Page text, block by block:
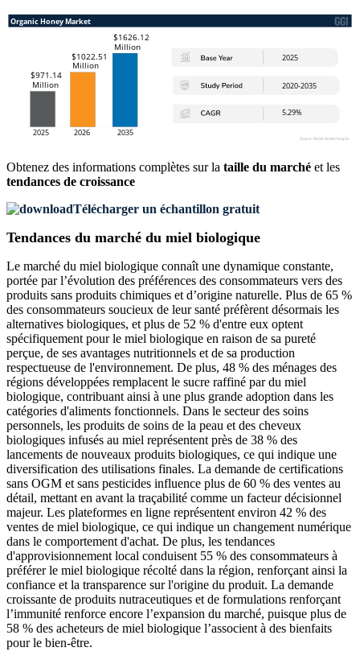
Obtenez des informations complètes sur la taille du marché et les
tendances de croissance
Télécharger un échantillon gratuit
Tendances du marché du miel biologique
Le marché du miel biologique connaît une dynamique constante,
portée par l’évolution des préférences des consommateurs vers des
produits sans produits chimiques et d’origine naturelle. Plus de 65 %
des consommateurs soucieux de leur santé préfèrent désormais les
alternatives biologiques, et plus de 52 % d'entre eux optent
spécifiquement pour le miel biologique en raison de sa pureté
perçue, de ses avantages nutritionnels et de sa production
respectueuse de l'environnement. De plus, 48 ​​% des ménages des
régions développées remplacent le sucre raffiné par du miel
biologique, contribuant ainsi à une plus grande adoption dans les
catégories d'aliments fonctionnels. Dans le secteur des soins
personnels, les produits de soins de la peau et des cheveux
biologiques infusés au miel représentent près de 38 % des
lancements de nouveaux produits biologiques, ce qui indique une
diversification des utilisations finales. La demande de certifications
sans OGM et sans pesticides influence plus de 60 % des ventes au
détail, mettant en avant la traçabilité comme un facteur décisionnel
majeur. Les plateformes en ligne représentent environ 42 % des
ventes de miel biologique, ce qui indique un changement numérique
dans le comportement d'achat. De plus, les tendances
d'approvisionnement local conduisent 55 % des consommateurs à
préférer le miel biologique récolté dans la région, renforçant ainsi la
confiance et la transparence sur l'origine du produit. La demande
croissante de produits nutraceutiques et de formulations renforçant
l’immunité renforce encore l’expansion du marché, puisque plus de
58 % des acheteurs de miel biologique l’associent à des bienfaits
pour le bien-être.